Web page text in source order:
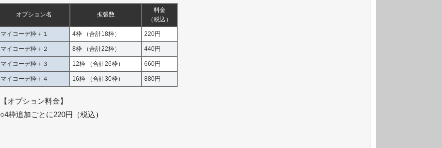
オプション名 拡張数
料金
（税込）
マイコーデ枠＋１ 4枠 （合計18枠） 220円
マイコーデ枠＋２ 8枠 （合計22枠） 440円
マイコーデ枠＋３ 12枠 （合計26枠） 660円
マイコーデ枠＋４ 16枠 （合計30枠） 880円
【オプション料金】
○4枠追加ごとに220円（税込）